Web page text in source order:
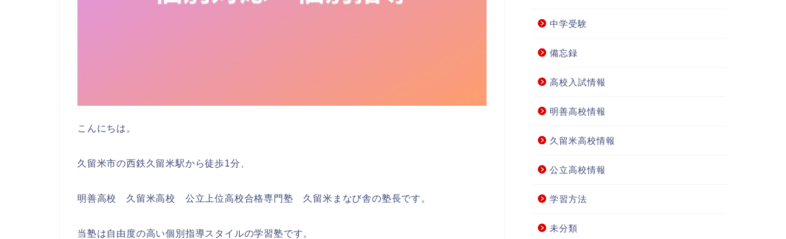
こんにちは。
久留米市の西鉄久留米駅から徒歩1分、
明善高校 久留米高校 公立上位高校合格専門塾 久留米まなび舎の塾長です。
当塾は自由度の高い個別指導スタイルの学習塾です。
中学受験
備忘録
高校入試情報
明善高校情報
久留米高校情報
公立高校情報
学習方法
未分類